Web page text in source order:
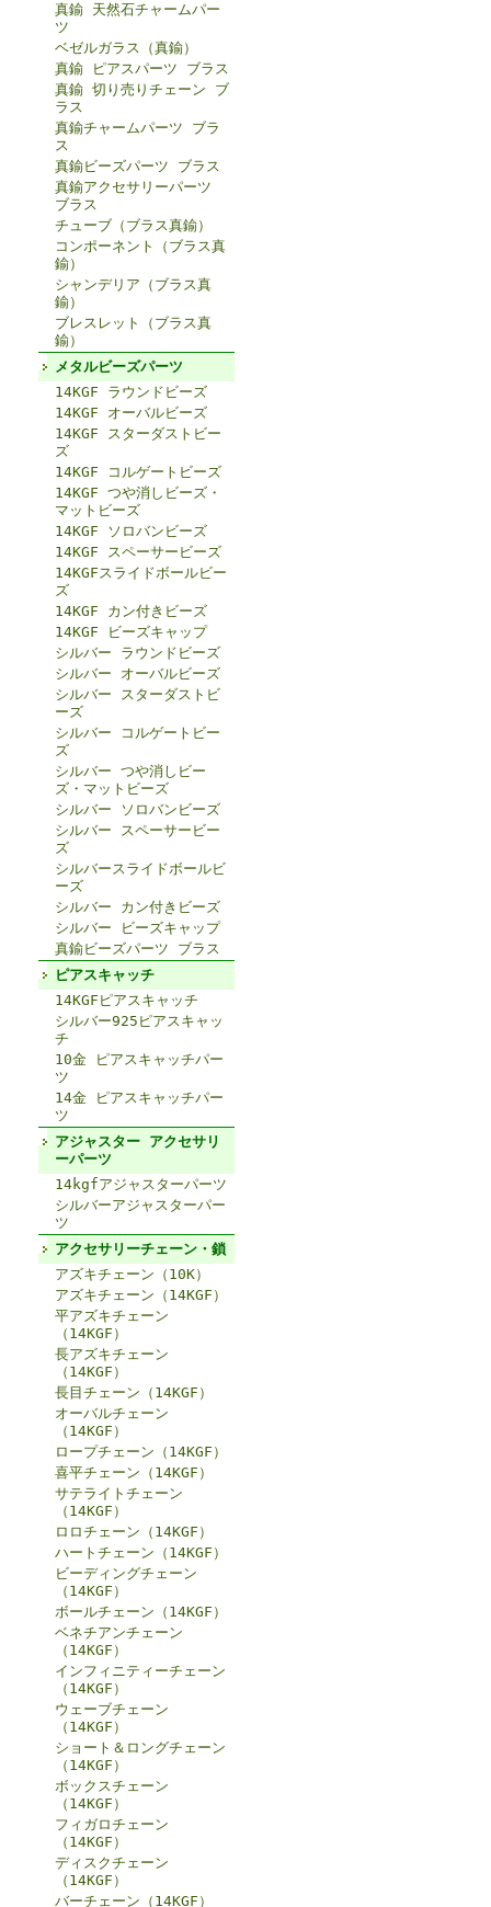
真鍮 天然石チャームパー
ツ
ベゼルガラス（真鍮）
真鍮 ピアスパーツ ブラス
真鍮 切り売りチェーン ブ
ラス
真鍮チャームパーツ ブラ
ス
真鍮ビーズパーツ ブラス
真鍮アクセサリーパーツ
ブラス
チューブ（ブラス真鍮）
コンポーネント（ブラス真
鍮）
シャンデリア（ブラス真
鍮）
ブレスレット（ブラス真
鍮）
メタルビーズパーツ
14KGF ラウンドビーズ
14KGF オーバルビーズ
14KGF スターダストビー
ズ
14KGF コルゲートビーズ
14KGF つや消しビーズ・
マットビーズ
14KGF ソロバンビーズ
14KGF スペーサービーズ
14KGFスライドボールビー
ズ
14KGF カン付きビーズ
14KGF ビーズキャップ
シルバー ラウンドビーズ
シルバー オーバルビーズ
シルバー スターダストビ
ーズ
シルバー コルゲートビー
ズ
シルバー つや消しビー
ズ・マットビーズ
シルバー ソロバンビーズ
シルバー スペーサービー
ズ
シルバースライドボールビ
ーズ
シルバー カン付きビーズ
シルバー ビーズキャップ
真鍮ビーズパーツ ブラス
ピアスキャッチ
14KGFピアスキャッチ
シルバー925ピアスキャッ
チ
10金 ピアスキャッチパー
ツ
14金 ピアスキャッチパー
ツ
アジャスター アクセサリ
ーパーツ
14kgfアジャスターパーツ
シルバーアジャスターパー
ツ
アクセサリーチェーン・鎖
アズキチェーン（10K）
アズキチェーン（14KGF）
平アズキチェーン
（14KGF）
長アズキチェーン
（14KGF）
長目チェーン（14KGF）
オーバルチェーン
（14KGF）
ロープチェーン（14KGF）
喜平チェーン（14KGF）
サテライトチェーン
（14KGF）
ロロチェーン（14KGF）
ハートチェーン（14KGF）
ビーディングチェーン
（14KGF）
ボールチェーン（14KGF）
ベネチアンチェーン
（14KGF）
インフィニティーチェーン
（14KGF）
ウェーブチェーン
（14KGF）
ショート＆ロングチェーン
（14KGF）
ボックスチェーン
（14KGF）
フィガロチェーン
（14KGF）
ディスクチェーン
（14KGF）
バーチェーン（14KGF）